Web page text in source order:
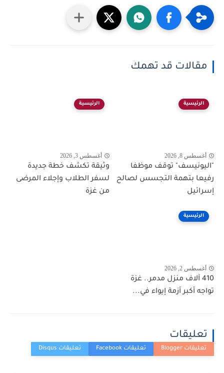
مقالات قد تهمك
الرئيسية
أغسطس 8, 2026
"اليونيسف" توقف موظفا
رفيعا بتهمة التجسس لصالح
إسرائيل
الرئيسية
أغسطس 3, 2026
وثيقة تكشف خطة جديدة
لسفر الطلاب وإجلاء المرضى
من غزة
الرئيسية
أغسطس 2, 2026
410 آلاف منزل مدمر.. غزة
تواجه أكبر أزمة إيواء في...
تعليقات